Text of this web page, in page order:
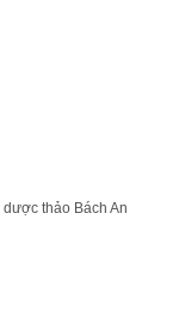
thảo Bách An